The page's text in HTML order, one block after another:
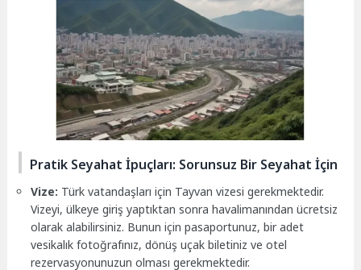
Pratik Seyahat İpuçları: Sorunsuz Bir Seyahat İçin
Vize: Türk vatandaşları için Tayvan vizesi gerekmektedir.
Vizeyi, ülkeye giriş yaptıktan sonra havalimanından ücretsiz
olarak alabilirsiniz. Bunun için pasaportunuz, bir adet
vesikalık fotoğrafınız, dönüş uçak biletiniz ve otel
rezervasyonunuzun olması gerekmektedir.